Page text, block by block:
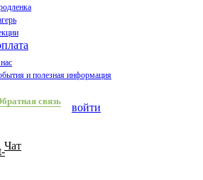
и полезная информация
связь
войти
Чат